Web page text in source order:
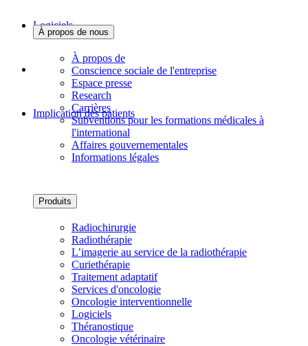
Logiciels
Implication des patients
À propos de nous‌
À propos de
Conscience sociale de l'entreprise
Espace presse
Research
Carrières
Subventions pour les formations médicales à
l'international
Affaires gouvernementales
Informations légales
Produits
Radiochirurgie
Radiothérapie
L’imagerie au service de la radiothérapie
Curiethérapie
Traitement adaptatif
Services d'oncologie
Oncologie interventionnelle
Logiciels
Théranostique
Oncologie vétérinaire